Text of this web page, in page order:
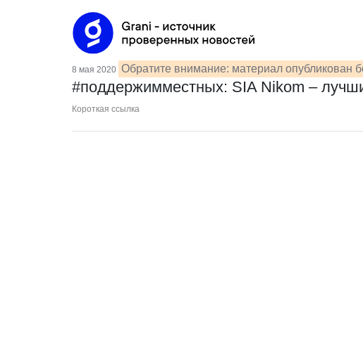
8 мая 2020 Обратите внимание: материал опубликован
#поддержимместных: SIA Nikom –
Короткая ссылка